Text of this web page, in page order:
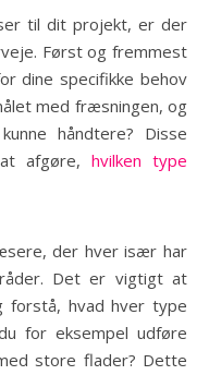
til dit projekt, er der
Først og fremmest
dine specifikke behov
med fræsningen, og
håndtere? Disse
afgøre, hvilken type
der hver især har
Det er vigtigt at
hvad hver type
for eksempel udføre
store flader? Dette